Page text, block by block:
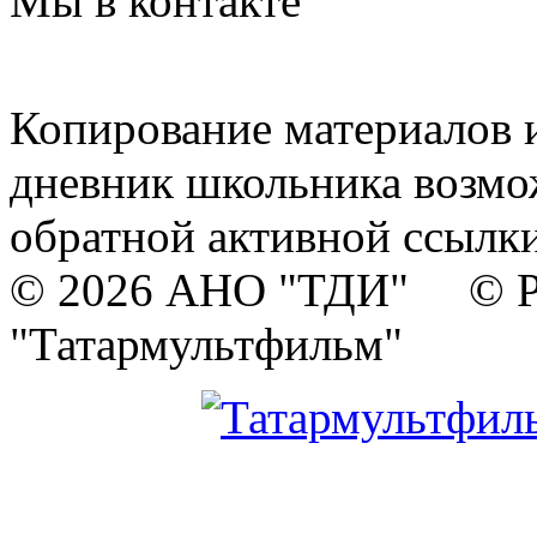
Копирование материалов
дневник школьника
обратной активной
© 2026 АНО "ТДИ" ©
"Татармультфильм"